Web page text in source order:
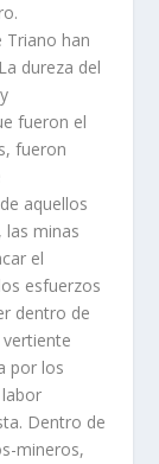
Triano han
dureza del
fueron el
fueron
aquellos
las minas
el
esfuerzos
dentro de
por los
Dentro de
mineros,